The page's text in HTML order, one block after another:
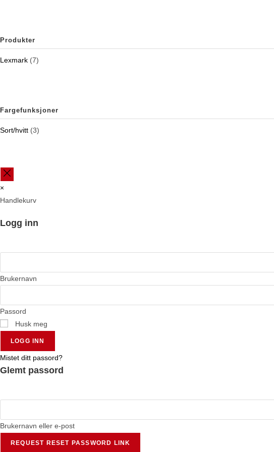
Produkter
Lexmark (7)
Fargefunksjoner
Sort/hvitt (3)
×
Handlekurv
Logg inn
Brukernavn
Passord
Husk meg
LOGG INN
Mistet ditt passord?
Glemt passord
Brukernavn eller e-post
REQUEST RESET PASSWORD LINK